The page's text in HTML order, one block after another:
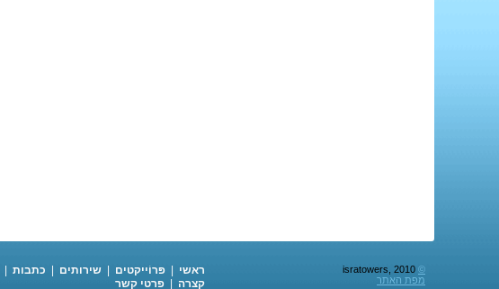
©
מפת האתר
ראשי פּרוֹייקטים שירותים כתבות
קצרה
פרטי קשר